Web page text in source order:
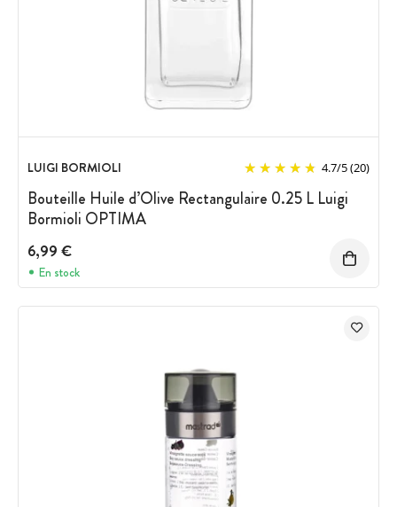
LUIGI BORMIOLI 4.7/5(20)
Bouteille Huile d’Olive Rectangulaire 0.25 L Luigi
Bormioli OPTIMA
6,99 €
En stock